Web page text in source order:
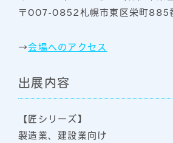
〒007-0852札幌市東区栄町885
→会場へのアクセス
出展内容
【匠シリーズ】
製造業、建設業向け